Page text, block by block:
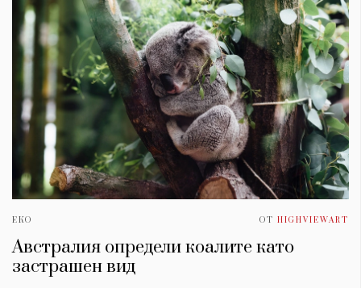
ЕКО ОТ HIGHVIEWART
Австралия определи коалите като
застрашен вид
КАТЕГОРИИ
Wine&Dine
Подкасти
Dialogue
ЗА НАС
ползване